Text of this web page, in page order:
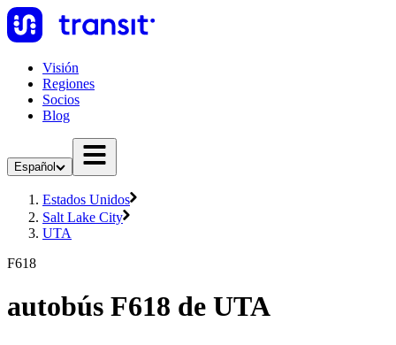
Visión
Regiones
Socios
Blog
Español
Estados Unidos
Salt Lake City
UTA
F618
autobús F618 de UTA